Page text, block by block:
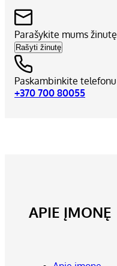
Parašykite mums žinutę
Rašyti žinutę
Paskambinkite telefonu
+370 700 80055
APIE ĮMONĘ